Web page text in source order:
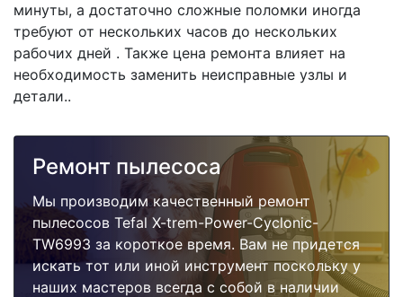
минуты, а достаточно сложные поломки иногда
требуют от нескольких часов до нескольких
рабочих дней . Также цена ремонта влияет на
необходимость заменить неисправные узлы и
детали..
Ремонт пылесоса
Мы производим качественный ремонт
пылесосов Tefal X-trem-Power-Cyclonic-
TW6993 за короткое время. Вам не придется
искать тот или иной инструмент поскольку у
наших мастеров всегда с собой в наличии